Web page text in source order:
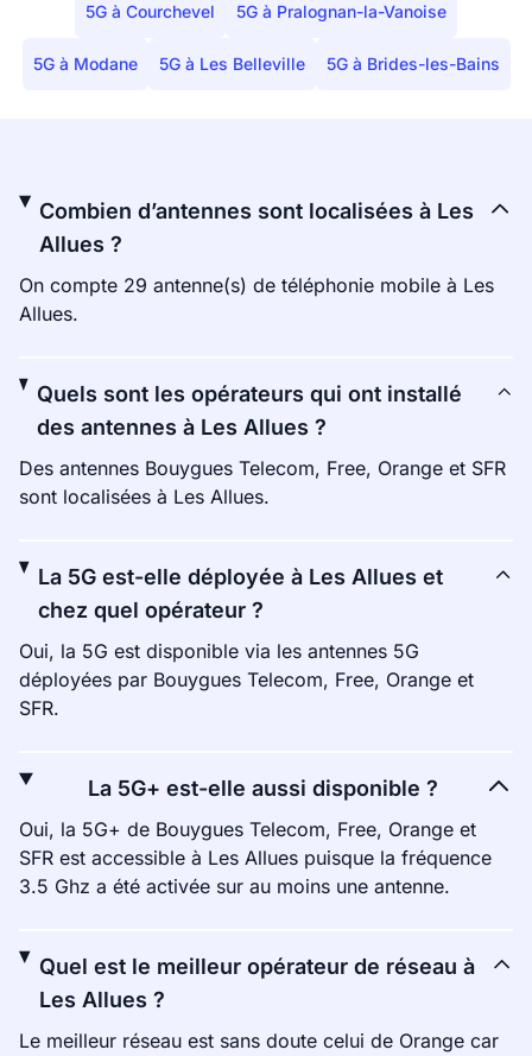
5G à Courchevel 5G à Pralognan-la-Vanoise
5G à Modane 5G à Les Belleville 5G à Brides-les-Bains
Combien d’antennes sont localisées à Les
Allues ?
On compte 29 antenne(s) de téléphonie mobile à Les
Allues.
Quels sont les opérateurs qui ont installé
des antennes à Les Allues ?
Des antennes Bouygues Telecom, Free, Orange et SFR
sont localisées à Les Allues.
La 5G est-elle déployée à Les Allues et
chez quel opérateur ?
Oui, la 5G est disponible via les antennes 5G
déployées par Bouygues Telecom, Free, Orange et
SFR.
La 5G+ est-elle aussi disponible ?
Oui, la 5G+ de Bouygues Telecom, Free, Orange et
SFR est accessible à Les Allues puisque la fréquence
3.5 Ghz a été activée sur au moins une antenne.
Quel est le meilleur opérateur de réseau à
Les Allues ?
Le meilleur réseau est sans doute celui de Orange car